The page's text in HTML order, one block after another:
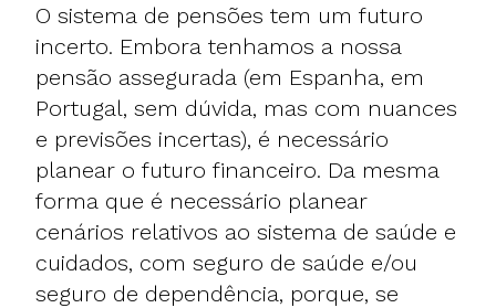
O sistema de pensões tem um futuro
incerto. Embora tenhamos a nossa
pensão assegurada (em Espanha, em
Portugal, sem dúvida, mas com nuances
e previsões incertas), é necessário
planear o futuro financeiro. Da mesma
forma que é necessário planear
cenários relativos ao sistema de saúde e
cuidados, com seguro de saúde e/ou
seguro de dependência, porque, se